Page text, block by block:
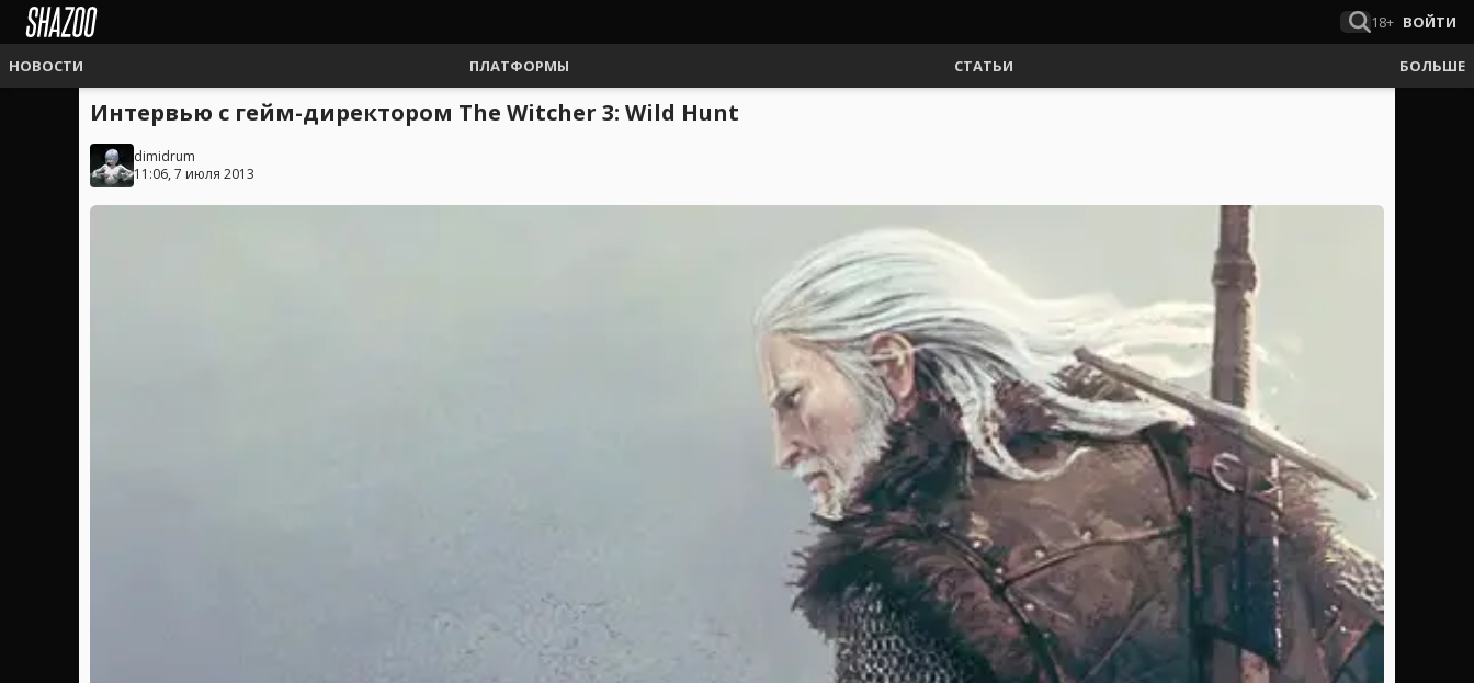
18+ ВОЙТИ
НОВОСТИ ПЛАТФОРМЫ СТАТЬИ БОЛЬШЕ
Интервью с гейм-директором The Witcher 3: Wild Hunt
dimidrum
11:06, 7 июля 2013